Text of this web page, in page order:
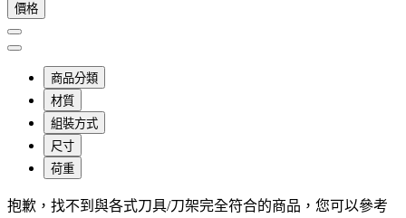
價格
商品分類
材質
組裝方式
尺寸
荷重
抱歉， 找不到與各式刀具/刀架完全符合的商品，您可以參考